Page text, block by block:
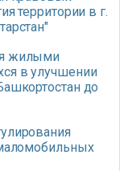
территории в г.
жилыми
в улучшении
до